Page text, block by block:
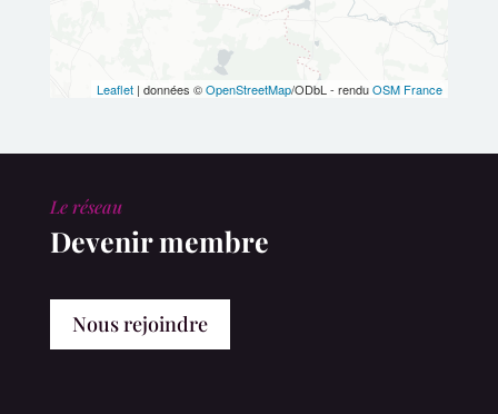
Leaflet | données ©OpenStreetMap/ODbL - renduOSM France
Le réseau
Devenir membre
Nous rejoindre